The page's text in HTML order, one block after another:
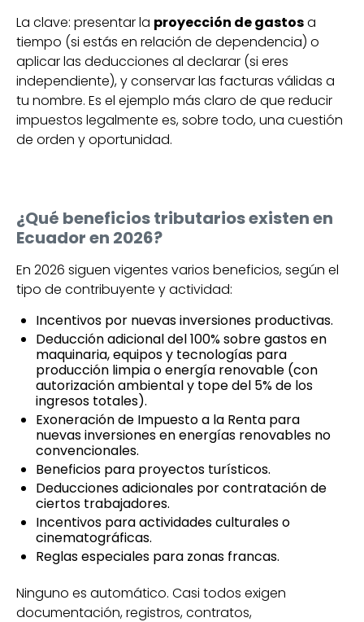
La clave: presentar la proyección de gastosa
tiempo (si estás en relación de dependencia) o
aplicar las deducciones al declarar (si eres
independiente), y conservar las facturas válidas a
tu nombre. Es el ejemplo más claro de que reducir
impuestos legalmente es, sobre todo, una cuestión
de orden y oportunidad.
¿Qué beneficios tributarios existen en
Ecuador en 2026?
En 2026 siguen vigentes varios beneficios, según el
tipo de contribuyente y actividad:
Incentivos por nuevas inversiones productivas.
Deducción adicional del 100% sobre gastos en
maquinaria, equipos y tecnologías para
producción limpia o energía renovable (con
autorización ambiental y tope del 5% de los
ingresos totales).
Exoneración de Impuesto a la Renta para
nuevas inversiones en energías renovables no
convencionales.
Beneficios para proyectos turísticos.
Deducciones adicionales por contratación de
ciertos trabajadores.
Incentivos para actividades culturales o
cinematográficas.
Reglas especiales para zonas francas.
Ninguno es automático. Casi todos exigen
documentación, registros, contratos,